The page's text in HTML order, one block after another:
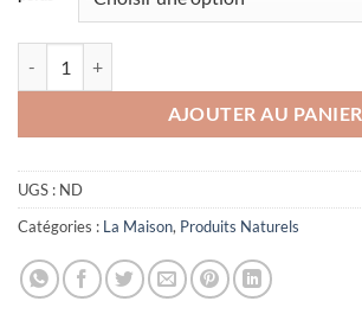
AJOUTER AU PANIER
UGS : ND
Catégories : La Maison, Produits Naturels